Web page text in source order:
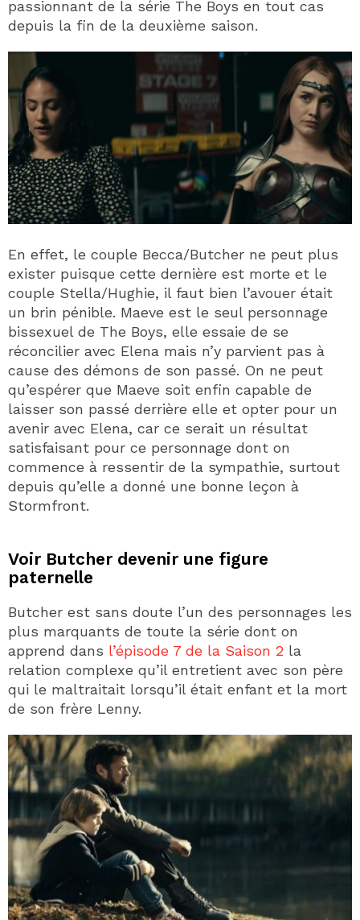
passionnant de la série The Boys en tout cas
depuis la fin de la deuxième saison.
En effet, le couple Becca/Butcher ne peut plus
exister puisque cette dernière est morte et le
couple Stella/Hughie, il faut bien l’avouer était
un brin pénible. Maeve est le seul personnage
bissexuel de The Boys, elle essaie de se
réconcilier avec Elena mais n’y parvient pas à
cause des démons de son passé. On ne peut
qu’espérer que Maeve soit enfin capable de
laisser son passé derrière elle et opter pour un
avenir avec Elena, car ce serait un résultat
satisfaisant pour ce personnage dont on
commence à ressentir de la sympathie, surtout
depuis qu’elle a donné une bonne leçon à
Stormfront.
Voir Butcher devenir une figure
paternelle
Butcher est sans doute l’un des personnages les
plus marquants de toute la série dont on
apprend dans l’épisode 7 de la Saison 2 la
relation complexe qu’il entretient avec son père
qui le maltraitait lorsqu’il était enfant et la mort
de son frère Lenny.